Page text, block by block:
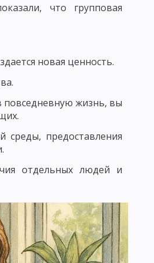
ОБУЧЕНИЯ
что групповая
новая ценность.
повседневную жизнь, вы
предоставления
отдельных людей и